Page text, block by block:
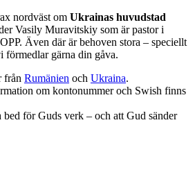
nordväst om Ukrainas huvudstad
Vasily Muravitskiy som är pastor i
Även där är behoven stora – speciellt
gärna din gåva.
från Rumänien och Ukraina.
om kontonummer och Swish finns
för Guds verk – och att Gud sänder